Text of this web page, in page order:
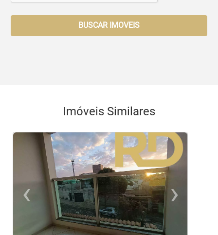
BUSCAR IMOVEIS
Imóveis Similares
‹
Previous
›